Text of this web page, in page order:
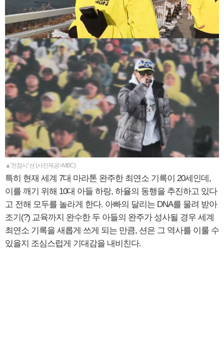
▲'전참시' 션 (사진제공=MBC)
특히 현재 세계 7대 마라톤 완주한 최연소 기록이 20세인데,
이를 깨기 위해 10대 아들 하랑, 하율의 동행을 추진하고 있다
고 전해 모두를 놀라게 한다. 아빠의 달리는 DNA를 물려 받아
조기(?) 교육까지 완수한 두 아들의 완주가 성사될 경우 세계
최연소 기록을 새롭게 쓰게 되는 만큼, 션은 그 역사를 이룰 수
있을지 조심스럽게 기대감을 내비친다.